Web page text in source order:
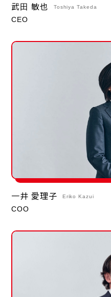
武田 敏也 Toshiya Takeda
CEO
一井 愛理子 Eriko Kazui
COO